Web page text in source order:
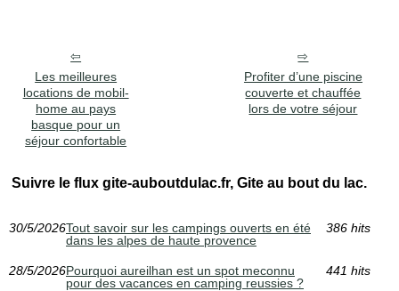
Les meilleures
locations de mobil-
home au pays
basque pour un
séjour confortable
Profiter d’une piscine
couverte et chauffée
lors de votre séjour
Suivre le flux gite-auboutdulac.fr, Gite au bout du lac.
30/5/2026Tout savoir sur les campings ouverts en été
dans les alpes de haute provence
386 hits
28/5/2026Pourquoi aureilhan est un spot meconnu
pour des vacances en camping reussies ?
441 hits